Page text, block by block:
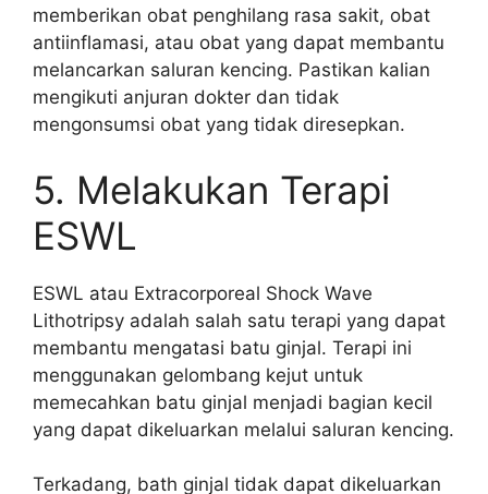
memberikan obat penghilang rasa sakit, obat
antiinflamasi, atau obat yang dapat membantu
melancarkan saluran kencing. Pastikan kalian
mengikuti anjuran dokter dan tidak
mengonsumsi obat yang tidak diresepkan.
5. Melakukan Terapi
ESWL
ESWL atau Extracorporeal Shock Wave
Lithotripsy adalah salah satu terapi yang dapat
membantu mengatasi batu ginjal. Terapi ini
menggunakan gelombang kejut untuk
memecahkan batu ginjal menjadi bagian kecil
yang dapat dikeluarkan melalui saluran kencing.
Terkadang, bath ginjal tidak dapat dikeluarkan